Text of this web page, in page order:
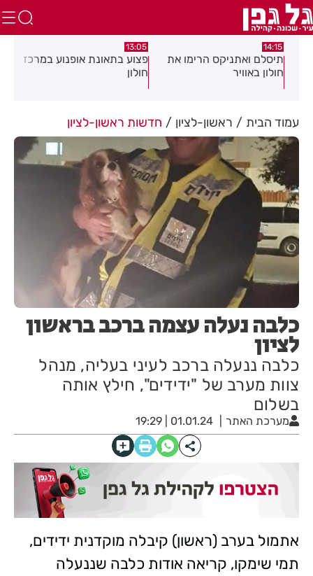
14:15
תיסלם ואתניקס הרימו את
חולון באוויר
13:05
פצוע בתאונת אופנוע במרכז
חולון
עמוד הבית ראשון-לציון חדשות ראשון-לציון
כלבה נעלה עצמה ברכב בראשון
לציון
כלבה ננעלה ברכב לעיני בעליה, מנהל
צוות מערב של "ידידים", חילץ אותה
בשלום
מערכת האתר 01.01.24 | 19:29
אתמול בערב (ראשון) קיבלה מוקדנית ידידים,
תמי שימקו, קריאה אודות כלבה שננעלה